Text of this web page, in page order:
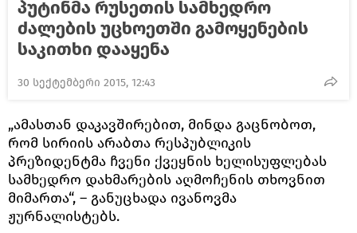
პუტინმა რუსეთის სამხედრო
ძალების უცხოეთში გამოყენების
საკითხი დააყენა
30 სექტემბერი 2015, 12:43
„ამასთან დაკავშირებით, მინდა გაცნობოთ,
რომ სირიის არაბთა რესპუბლიკის
პრეზიდენტმა ჩვენი ქვეყნის ხელისუფლებას
სამხედრო დახმარების აღმოჩენის თხოვნით
მიმართა“, – განუცხადა ივანოვმა
ჟურნალისტებს.